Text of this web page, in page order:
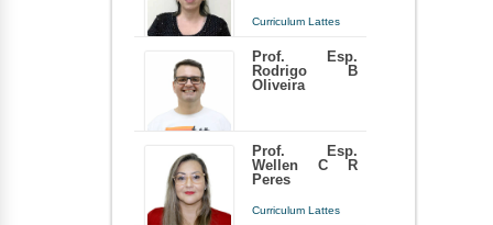
Curriculum Lattes
priscila_zignani@fef.edu.br
Docente há 6 anos e 5 meses
Prof. Esp.
Rodrigo B
Oliveira
rodrigobelezau2@hotmail.com
Docente há 4 anos
Prof. Esp.
Wellen C R
Peres
Curriculum Lattes